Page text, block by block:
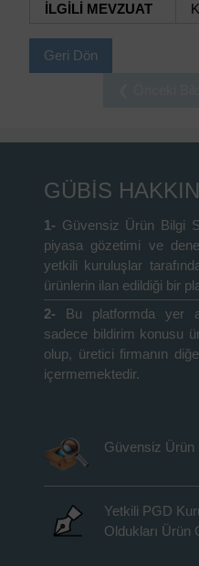
İLGİLİ MEVZUAT
Geri Dön
GÜBİS
1- Güvensiz Ürün Bilgi
piyasa gözetimi ve
yetkili kuruluşlar
ürünlerin ilan edildiği bir
2-
Bu platformda yer
sadece bildirim konusu
olup, üretici firmanın
içermemektedir.
Güvensiz Ürün
Yetkili PGD
Oldukları Ürün